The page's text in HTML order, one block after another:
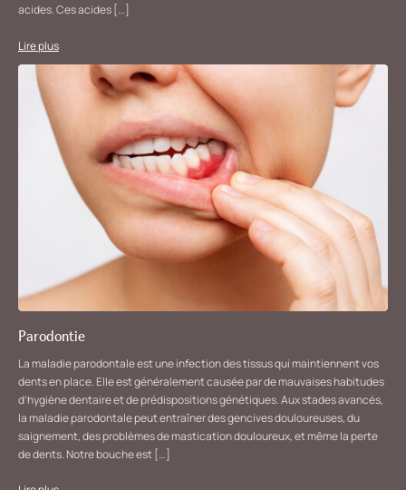
acides. Ces acides […]
Lire plus
Parodontie
La maladie parodontale est une infection des tissus qui maintiennent vos
dents en place. Elle est généralement causée par de mauvaises habitudes
d’hygiène dentaire et de prédispositions génétiques. Aux stades avancés,
la maladie parodontale peut entraîner des gencives douloureuses, du
saignement, des problèmes de mastication douloureux, et même la perte
de dents. Notre bouche est […]